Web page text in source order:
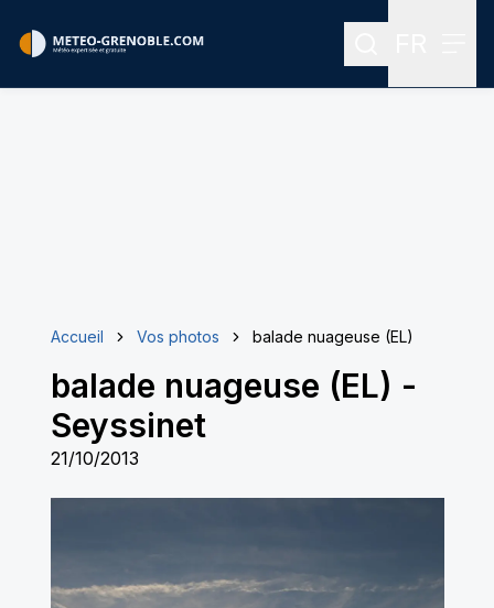
Rechercher
Accueil Vos photos balade nuageuse (EL)
balade nuageuse (EL) -
Seyssinet
21/10/2013